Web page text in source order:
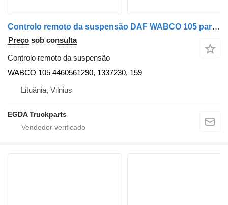
Controlo remoto da suspensão DAF WABCO 105 para camião tractor
Preço sob consulta
Controlo remoto da suspensão
WABCO 105 4460561290, 1337230, 159
Lituânia, Vilnius
EGDA Truckparts